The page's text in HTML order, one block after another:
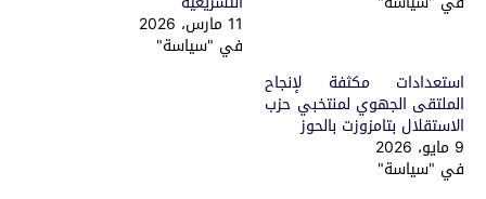
11 مارس، 2026
في "سياسة"
استعدادات مكثفة لإنجاح
الملتقى الجهوي لمنتخبي حزب
الاستقلال بتامزوزت بالحوز
9 مايو، 2026
في "سياسة"